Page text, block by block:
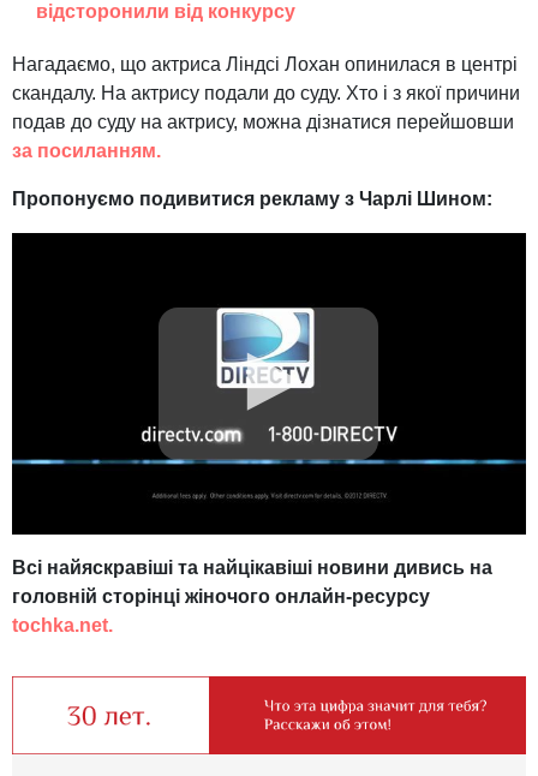
відсторонили від конкурсу
Нагадаємо, що актриса Ліндсі Лохан опинилася в центрі
скандалу. На актрису подали до суду. Хто і з якої причини
подав до суду на актрису, можна дізнатися перейшовши
за посиланням.
Пропонуємо подивитися рекламу з Чарлі Шином:
Всі найяскравіші та найцікавіші новини дивись на
головній сторінці жіночого онлайн-ресурсу
tochka.net.